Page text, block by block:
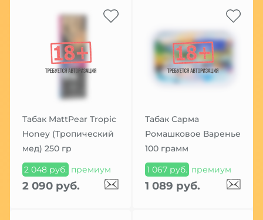
Табак MattPear Tropic
Honey (Тропический
мед) 250 гр
2 048 руб. премиум
2 090 руб.
Табак Сарма
Ромашковое Варенье
100 грамм
1 067 руб. премиум
1 089 руб.